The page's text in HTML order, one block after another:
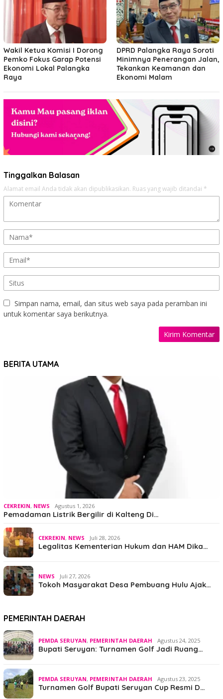
Wakil Ketua Komisi I Dorong
Pemko Fokus Garap Potensi
Ekonomi Lokal Palangka
Raya
DPRD Palangka Raya Soroti
Minimnya Penerangan Jalan,
Tekankan Keamanan dan
Ekonomi Malam
Tinggalkan Balasan
Alamat email Anda tidak akan dipublikasikan. Ruas yang wajib ditandai *
Simpan nama, email, dan situs web saya pada peramban ini
untuk komentar saya berikutnya.
BERITA UTAMA
CEKREKIN, NEWS Agustus 1, 2026
Pemadaman Listrik Bergilir di Kalteng Di…
CEKREKIN, NEWS Juli 28, 2026
Legalitas Kementerian Hukum dan HAM Dika…
NEWS Juli 27, 2026
Tokoh Masyarakat Desa Pembuang Hulu Ajak…
PEMERINTAH DAERAH
PEMDA SERUYAN, PEMERINTAH DAERAH Agustus 24, 2025
Bupati Seruyan: Turnamen Golf Jadi Ruang…
PEMDA SERUYAN, PEMERINTAH DAERAH Agustus 23, 2025
Turnamen Golf Bupati Seruyan Cup Resmi D…